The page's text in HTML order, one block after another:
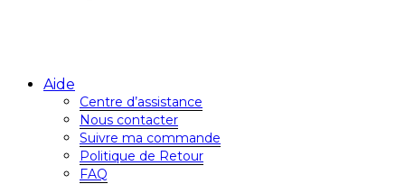
Aide
Centre d’assistance
Nous contacter
Suivre ma commande
Politique de Retour
FAQ